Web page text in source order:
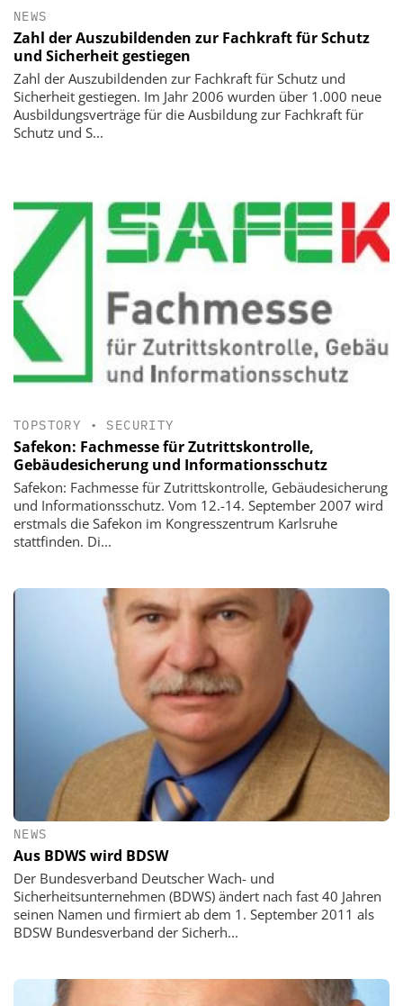
NEWS
Zahl der Auszubildenden zur Fachkraft für Schutz
und Sicherheit gestiegen
Zahl der Auszubildenden zur Fachkraft für Schutz und
Sicherheit gestiegen. Im Jahr 2006 wurden über 1.000 neue
Ausbildungsverträge für die Ausbildung zur Fachkraft für
Schutz und S...
TOPSTORY • SECURITY
Safekon: Fachmesse für Zutrittskontrolle,
Gebäudesicherung und Informationsschutz
Safekon: Fachmesse für Zutrittskontrolle, Gebäudesicherung
und Informationsschutz. Vom 12.-14. September 2007 wird
erstmals die Safekon im Kongresszentrum Karlsruhe
stattfinden. Di...
NEWS
Aus BDWS wird BDSW
Der Bundesverband Deutscher Wach- und
Sicherheitsunternehmen (BDWS) ändert nach fast 40 Jahren
seinen Namen und firmiert ab dem 1. September 2011 als
BDSW Bundesverband der Sicherh...